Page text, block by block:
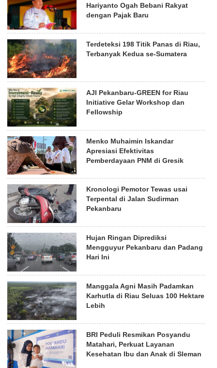
Hariyanto Ogah Bebani Rakyat
dengan Pajak Baru
Terdeteksi 198 Titik Panas di Riau,
Terbanyak Kedua se-Sumatera
AJI Pekanbaru-GREEN for Riau
Initiative Gelar Workshop dan
Fellowship
Menko Muhaimin Iskandar
Apresiasi Efektivitas
Pemberdayaan PNM di Gresik
Kronologi Pemotor Tewas usai
Terpental di Jalan Sudirman
Pekanbaru
Hujan Ringan Diprediksi
Mengguyur Pekanbaru dan Padang
Hari Ini
Manggala Agni Masih Padamkan
Karhutla di Riau Seluas 100 Hektare
Lebih
BRI Peduli Resmikan Posyandu
Matahari, Perkuat Layanan
Kesehatan Ibu dan Anak di Sleman